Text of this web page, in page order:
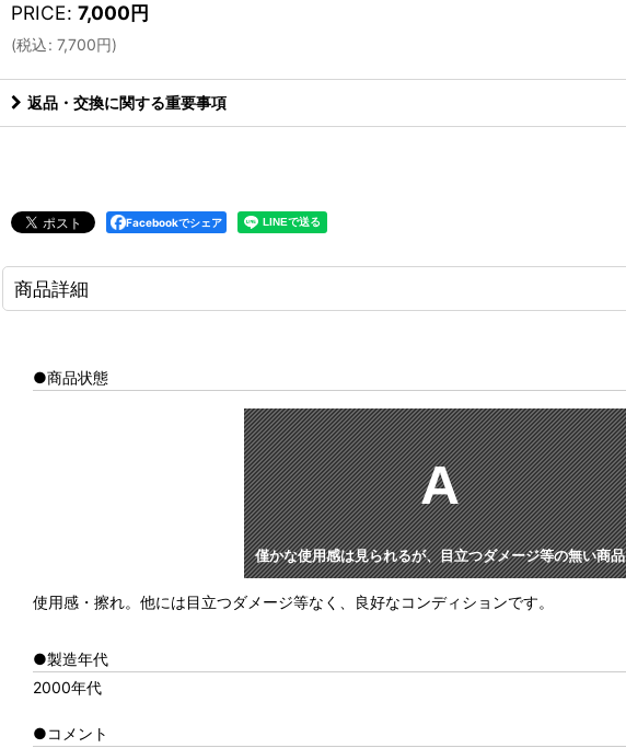
PRICE: 7,000円
(税込: 7,700円)
返品・交換に関する重要事項
Facebookでシェア
商品詳細
●商品状態
A
僅かな使用感は見られるが、目立つダメージ等の無い商品
使用感・擦れ。他には目立つダメージ等なく、良好なコンディションです。
●製造年代
2000年代
●コメント